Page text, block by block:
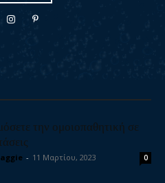
την ομοιοπαθητική σε
- 11 Μαρτίου, 2023 0